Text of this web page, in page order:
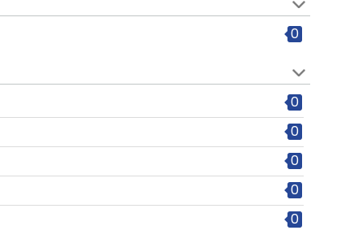
0
0
0
0
0
0